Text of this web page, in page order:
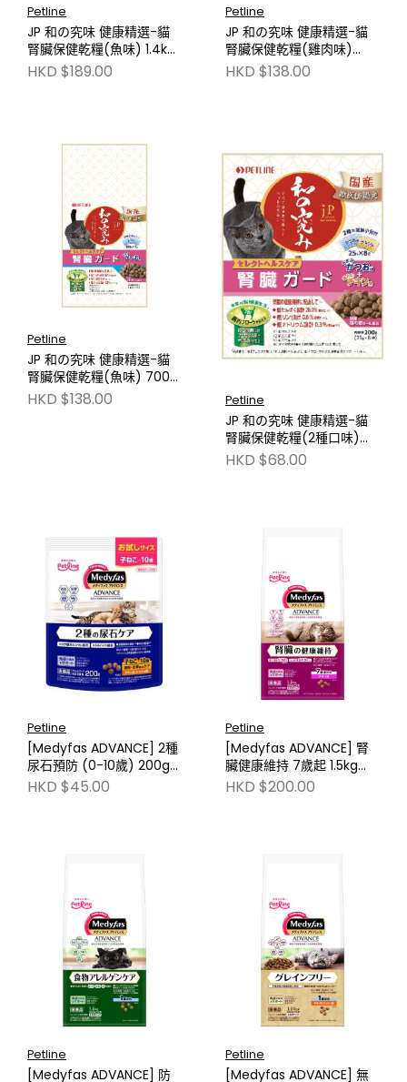
Petline
JP 和の究味 健康精選-貓
腎臟保健乾糧(魚味) 1.4kg
NJP570
HKD $189.00
Petline
JP 和の究味 健康精選-貓
腎臟保健乾糧(雞肉味)
700g NJP279
HKD $138.00
Petline
JP 和の究味 健康精選-貓
腎臟保健乾糧(魚味) 700g
NJP007
HKD $138.00 Petline
JP 和の究味 健康精選-貓
腎臟保健乾糧(2種口味)
200g NJP557
HKD $68.00
Petline
[Medyfas ADVANCE] 2種
尿石預防 (0-10歲) 200g
PL-MFA12
HKD $45.00
Petline
[Medyfas ADVANCE] 腎
臟健康維持 7歲起 1.5kg
PL-MFA11
HKD $200.00
Petline
[Medyfas ADVANCE] 防
Petline
[Medyfas ADVANCE] 無